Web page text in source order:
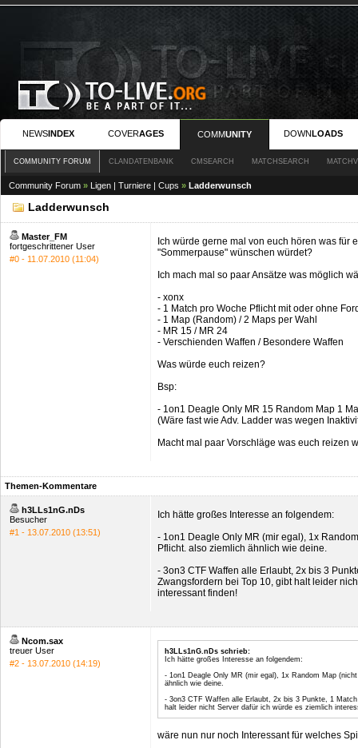
NEWSINDEX COVERAGES COMMUNITY DOWNLOADS
COMMUNITY FORUM CLANDATENBANK CMSEARCH MATCHSEARCH
Community Forum » Ligen | Turniere | Cups » Ladderwunsch
Ladderwunsch
Master_FM
fortgeschrittener User
#0 - 11.07.2010 (11:04)
Ich würde gerne mal von euch hören was für
"Sommerpause" wünschen würdet?
Ich mach mal so paar Ansätze was möglich
- xonx
- 1 Match pro Woche Pflicht mit oder ohne
- 1 Map (Random) / 2 Maps per Wahl
- MR 15 / MR 24
- Verschienden Waffen / Besondere Waffen
Was würde euch reizen?
Bsp:
- 1on1 Deagle Only MR 15 Random Map 1
(Wäre fast wie Adv. Ladder was wegen
Macht mal paar Vorschläge was euch reizen
Themen-Kommentare
h3LLs1nG.nDs
Besucher
#1 - 13.07.2010 (13:51)
Ich hätte großes Interesse an folgendem:
- 1on1 Deagle Only MR (mir egal), 1x
Pflicht. also ziemlich ähnlich wie deine.
- 3on3 CTF Waffen alle Erlaubt, 2x bis 3
Zwangsfordern bei Top 10, gibt halt leider
interessant finden!
Ncom.sax
treuer User
#2 - 13.07.2010 (14:19)
h3LLs1nG.nDs schrieb:
Ich hätte großes Interesse an folgendem:
- 1on1 Deagle Only MR (mir egal), 1x Random Map
ähnlich wie deine.
- 3on3 CTF Waffen alle Erlaubt, 2x bis 3 Punkte, 1
halt leider nicht Server dafür ich würde es ziemlich
wäre nun nur noch Interessant für welches